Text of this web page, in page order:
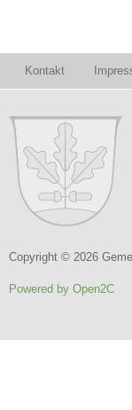
Kontakt
Copyright © 2026
Powered by Open2C